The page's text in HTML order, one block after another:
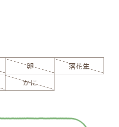
卵
落花生
かに